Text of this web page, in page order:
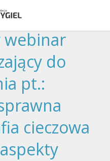
webinar
do
pt.:
cieczowa